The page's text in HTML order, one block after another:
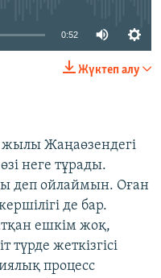
0:52
Жүктеп алу
Жаңаөзендегі
неге тұрады.
деп ойлаймын. Оған
де бар.
ешкім жоқ,
түрде жеткізгісі
процесс